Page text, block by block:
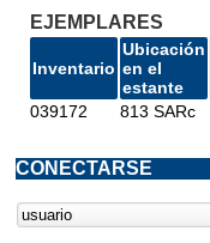
EJEMPLARES
Inventario
Ubicación
en el
estante
039172 813 SARc
CONECTARSE